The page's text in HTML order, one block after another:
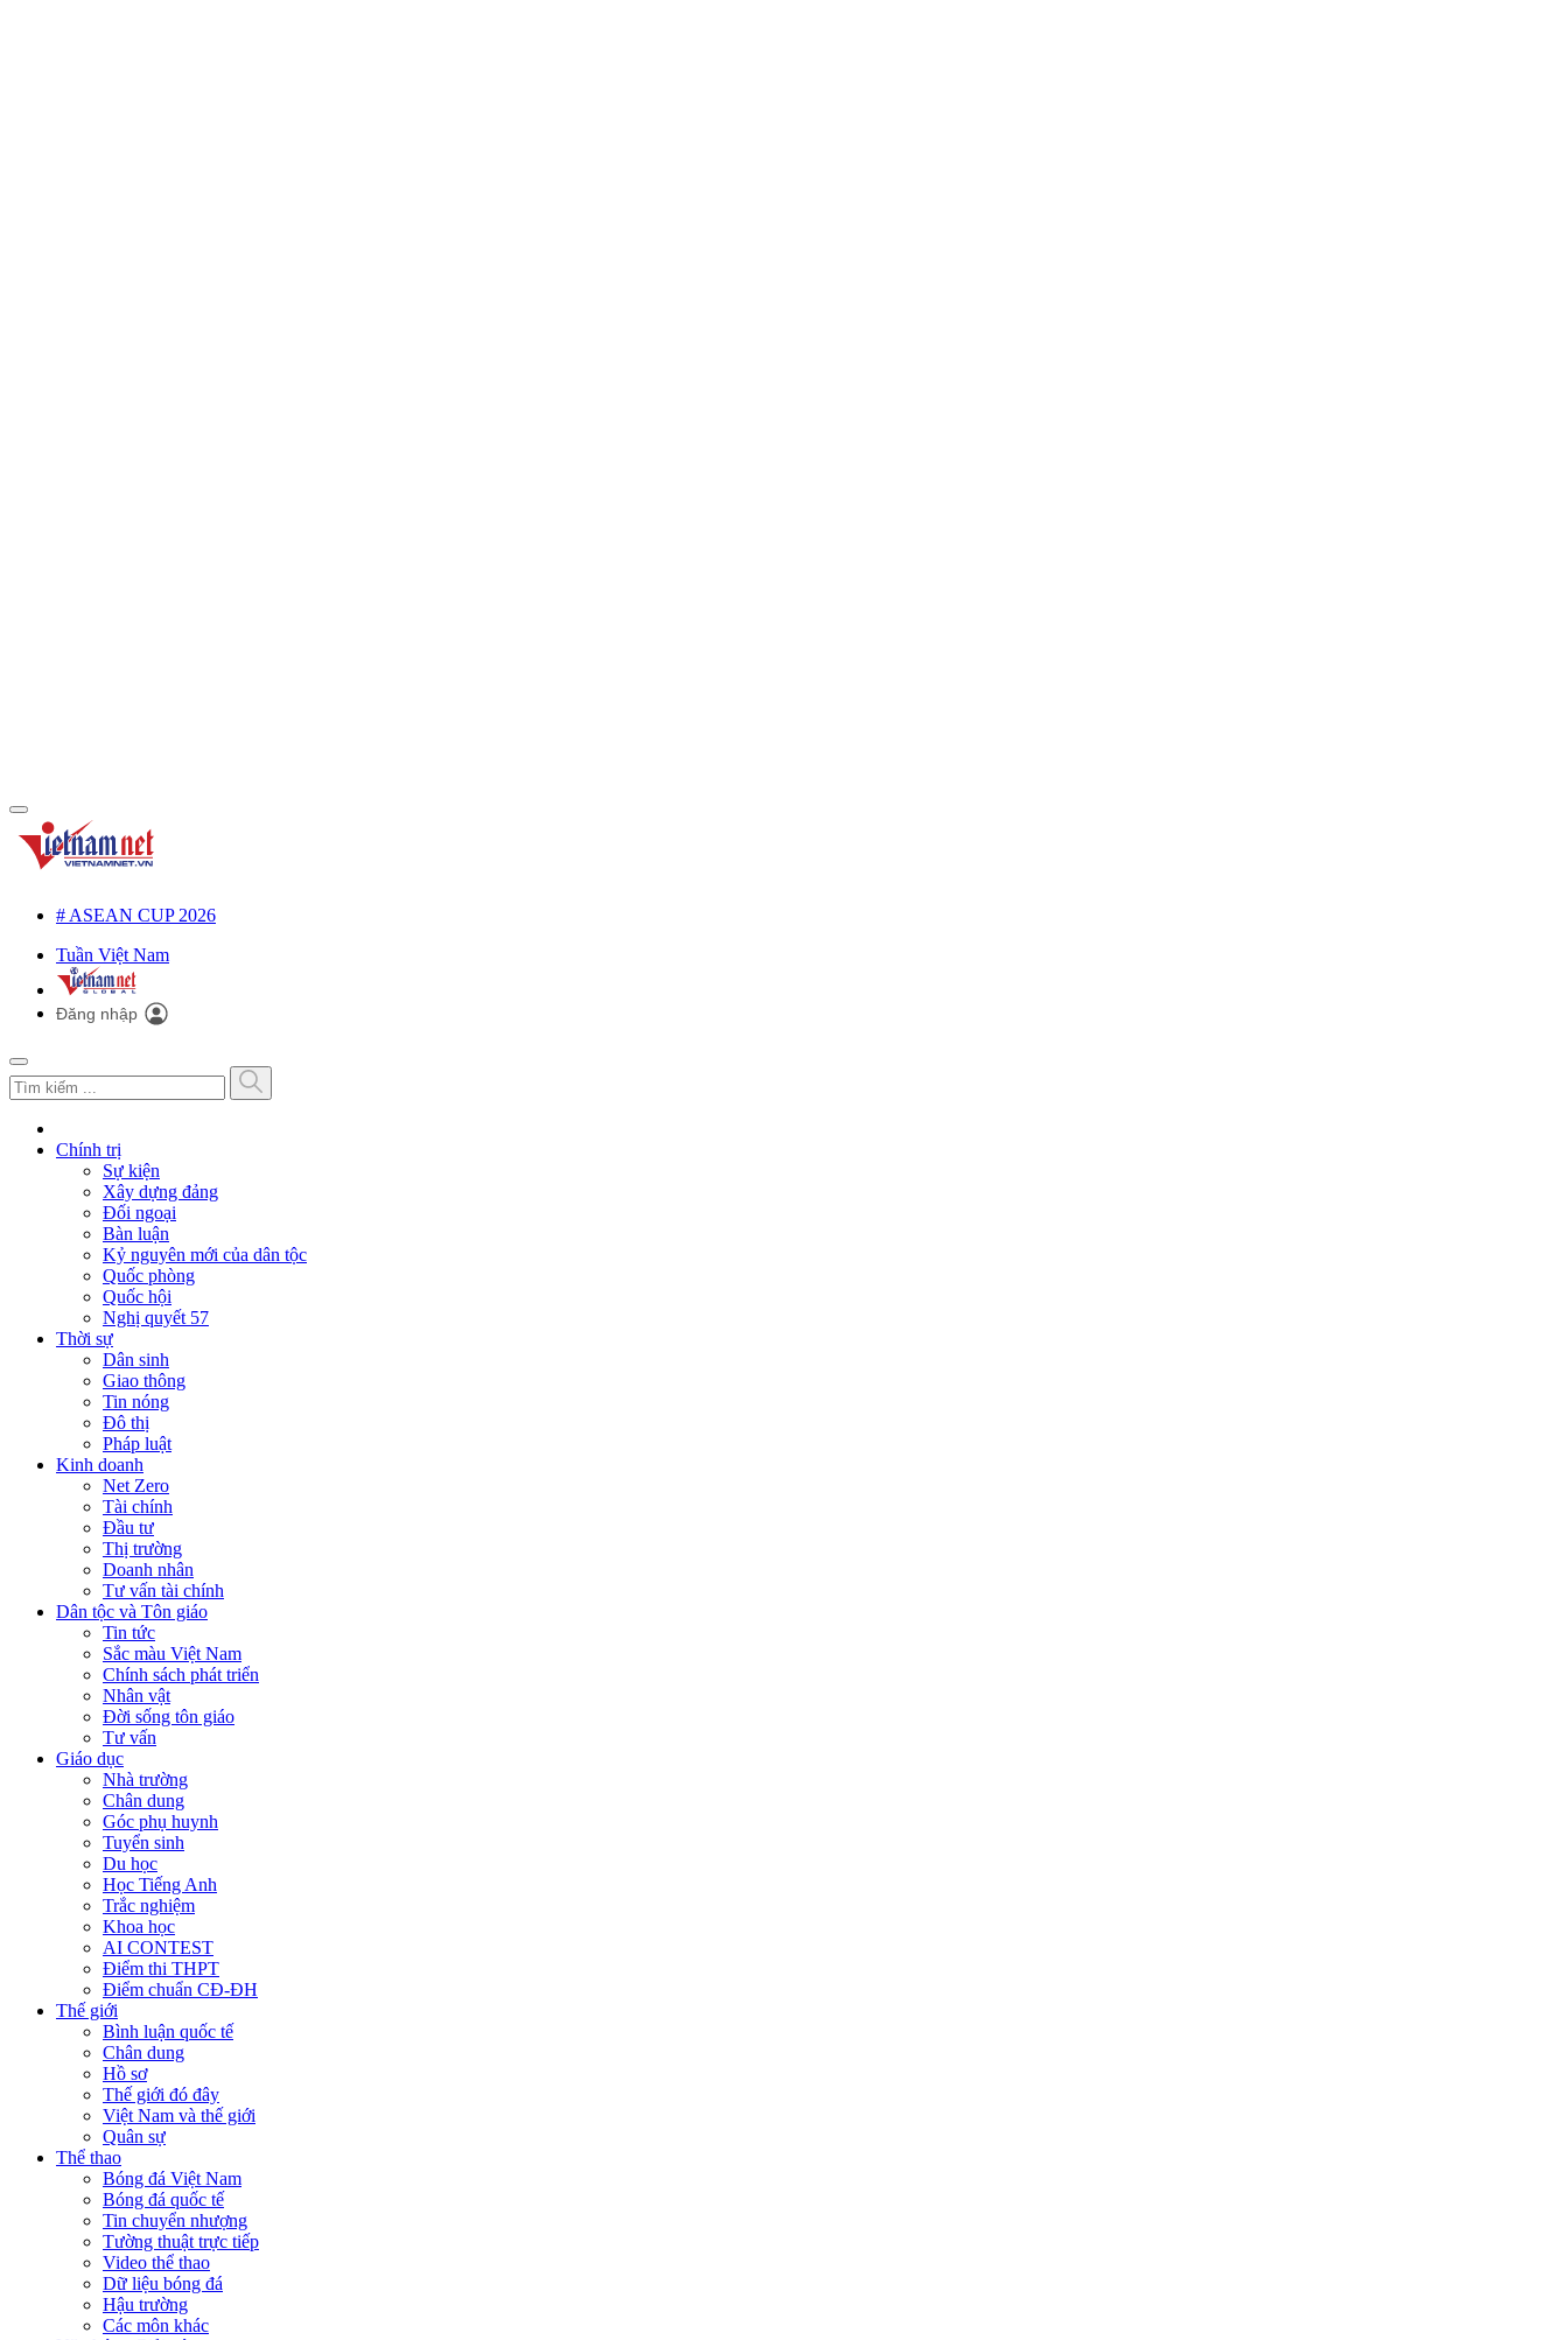
# ASEAN CUP 2026
Tuần Việt Nam
Đăng nhập
Chính trị
Sự kiện
Xây dựng đảng
Đối ngoại
Bàn luận
Kỷ nguyên mới của dân tộc
Quốc phòng
Quốc hội
Nghị quyết 57
Thời sự
Dân sinh
Giao thông
Tin nóng
Đô thị
Pháp luật
Kinh doanh
Net Zero
Tài chính
Đầu tư
Thị trường
Doanh nhân
Tư vấn tài chính
Dân tộc và Tôn giáo
Tin tức
Sắc màu Việt Nam
Chính sách phát triển
Nhân vật
Đời sống tôn giáo
Tư vấn
Giáo dục
Nhà trường
Chân dung
Góc phụ huynh
Tuyển sinh
Du học
Học Tiếng Anh
Trắc nghiệm
Khoa học
AI CONTEST
Điểm thi THPT
Điểm chuẩn CĐ-ĐH
Thế giới
Bình luận quốc tế
Chân dung
Hồ sơ
Thế giới đó đây
Việt Nam và thế giới
Quân sự
Thể thao
Bóng đá Việt Nam
Bóng đá quốc tế
Tin chuyển nhượng
Tường thuật trực tiếp
Video thể thao
Dữ liệu bóng đá
Hậu trường
Các môn khác